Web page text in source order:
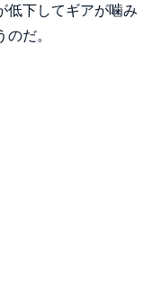
低下してギアが噛み
だ。